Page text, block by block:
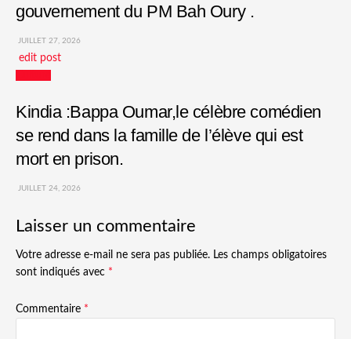
gouvernement du PM Bah Oury .
JUILLET 27, 2026
edit post
Kindia :Bappa Oumar,le célèbre comédien
se rend dans la famille de l’élève qui est
mort en prison.
JUILLET 24, 2026
Laisser un commentaire
Votre adresse e-mail ne sera pas publiée. Les champs obligatoires
sont indiqués avec *
Commentaire *